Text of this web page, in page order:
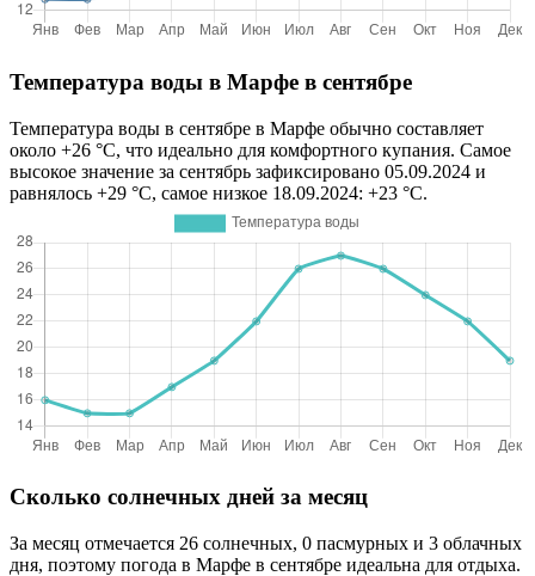
Температура воды в Марфе в сентябре
Температура воды в сентябре в Марфе обычно составляет
около +26 °C, что идеально для комфортного купания. Самое
высокое значение за сентябрь зафиксировано 05.09.2024 и
равнялось +29 °C, самое низкое 18.09.2024: +23 °C.
Сколько солнечных дней за месяц
За месяц отмечается 26 солнечных, 0 пасмурных и 3 облачных
дня, поэтому погода в Марфе в сентябре идеальна для отдыха.